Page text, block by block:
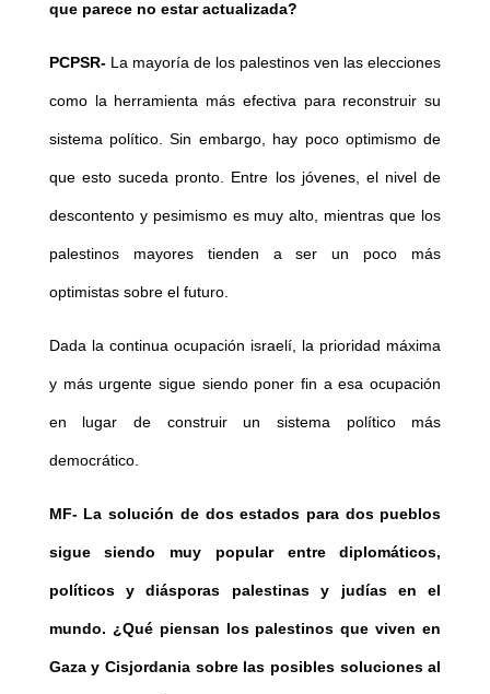
que parece no estar actualizada?
PCPSR-La mayoría de los palestinos ven las elecciones
como la herramienta más efectiva para reconstruir su
sistema político. Sin embargo, hay poco optimismo de
que esto suceda pronto. Entre los jóvenes, el nivel de
descontento y pesimismo es muy alto, mientras que los
palestinos mayores tienden a ser un poco más
optimistas sobre el futuro.
Dada la continua ocupación israelí, la prioridad máxima
y más urgente sigue siendo poner fin a esa ocupación
en lugar de construir un sistema político más
democrático.
MF- La solución de dos estados para dos pueblos
sigue siendo muy popular entre diplomáticos,
políticos y diásporas palestinas y judías en el
mundo. ¿Qué piensan los palestinos que viven en
Gaza y Cisjordania sobre las posibles soluciones al